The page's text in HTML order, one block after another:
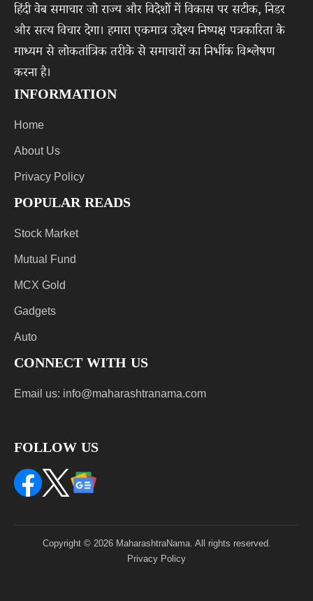
हिंदी वेब समाचार जो राज्य और विदेशों में विकास पर सटीक, निडर
और सत्य विचार देगा। हमारा एकमात्र उद्देश्य निष्पक्ष पत्रकारिता के
माध्यम से लोकतांत्रिक तरीके से समाचारों का निर्भीक विश्लेषण
करना है।
INFORMATION
Home
About Us
Privacy Policy
POPULAR READS
Stock Market
Mutual Fund
MCX Gold
Gadgets
Auto
CONNECT WITH US
Email us: info@maharashtranama.com
FOLLOW US
Copyright © 2026 MaharashtraNama. All rights reserved.
Privacy Policy